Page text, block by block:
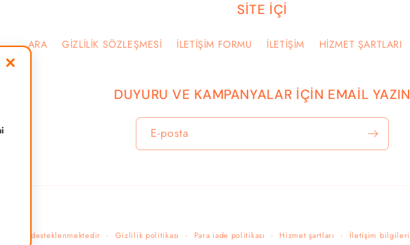
✕
SİTE İÇİ
ARA GİZLİLİK SÖZLEŞMESİ İLETİŞİM FORMU İLETİŞİM HİZMET ŞARTLARI
DUYURU VE KAMPANYALAR İÇİN EMAİL YAZIN
E-posta
desteklenmektedir Gizlilik politikası Para iade politikası Hizmet şartları İletişim bilgileri